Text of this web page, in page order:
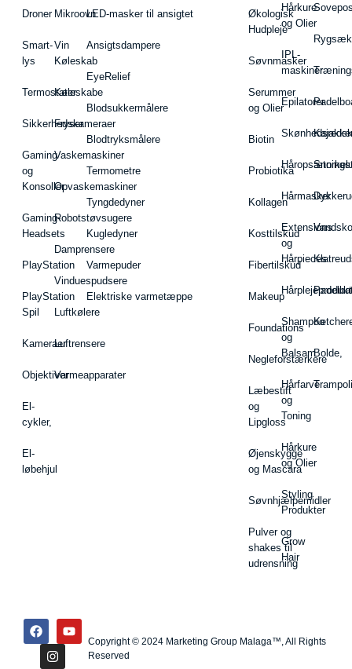
Droner
Smart-
lys
Termostater
Sikkerhedskameraer
Gaming
og
Konsoller
Gaming-
Headsets
PlayStation
PlayStation
Spil
Kameraer
Objektiver
El-
cykler,
El-
løbehjul
Mikroovn
Vin
Køleskab
Køleskabe
Fryser
Vaskemaskiner
Opvaskemaskiner
Robotstøvsugere
Damprensere
Vinduespudsere
Luftkølere
Luftrensere
Varmeapparater
LED-masker til ansigtet
Ansigtsdampere
EyeRelief
Blodsukkermålere
Blodtryksmålere
Termometre
Tyngdedyner
Kugledyner
Varmepuder
Elektriske varmetæppe
Økologisk
Hudpleje
Søvnmasker
Serummer
og Olier
Biotin
Probiotika
Kollagen
Kosttilskud
Fibertilskud
Makeup
Foundations
Negleforstærkere
Læbestift
og
Lipgloss
Øjenskygge
og Mascara
Søvnhjælpemidler
Pulver og
shakes til
udrensning
Hårkure
og Olier
IPL-
maskiner
Epilatorer
Hårmasker
Extensions
og
Hårpieces
Shampoo
og
Balsam
Hårfarve
og
Toning
Hårkure
og Olier
Styling
Produkter
Grow
Hair
Vandsko
Bolde,
Copyright © 2024 Marketing Group Malaga™, All Rights
Reserved